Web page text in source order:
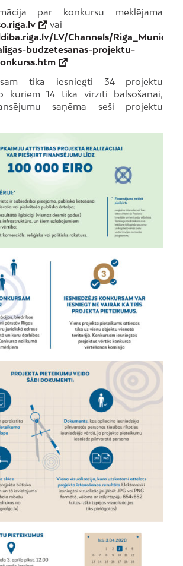
par konkursu meklējama
vai
LV/Channels/
budzetesanas-projektu-
tika iesniegti 34 projektu
kuriem 14 tika virzīti balsošanai,
saņēma seši projektu